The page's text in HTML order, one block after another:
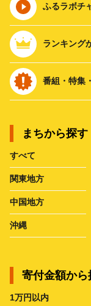
ふるラボチ
ランキング
番組・特集
まちから探す
すべて
関東地方
中国地方
沖縄
寄付金額から
1万円以内